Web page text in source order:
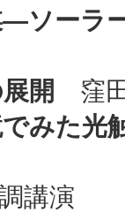
―ソーラ
開
窪
みた光
講演